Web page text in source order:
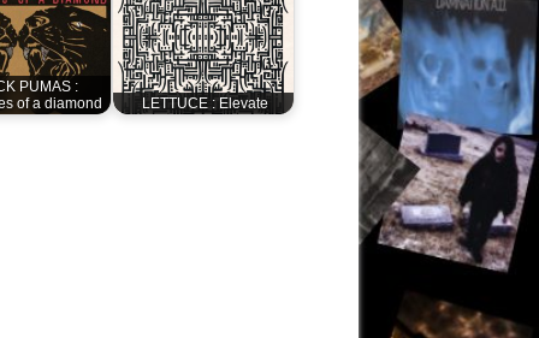
PUMAS :
of a diamond
LETTUCE : Elevate